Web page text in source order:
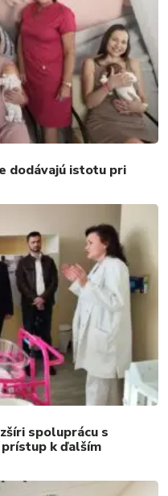
dodávajú istotu pri
spoluprácu s
k ďalším